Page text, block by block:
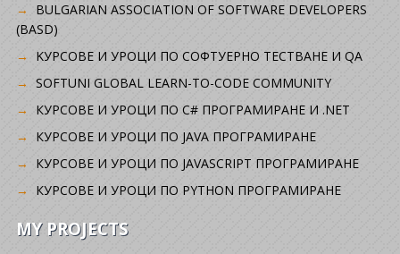
BULGARIAN ASSOCIATION OF SOFTWARE DEVELOPERS
(BASD)
KУРСОВЕ И УРОЦИ ПО СОФТУЕРНО ТЕСТВАНЕ И QA
SOFTUNI GLOBAL LEARN-TO-CODE COMMUNITY
КУРСОВЕ И УРОЦИ ПО C# ПРОГРАМИРАНЕ И .NET
КУРСОВЕ И УРОЦИ ПО JAVA ПРОГРАМИРАНЕ
КУРСОВЕ И УРОЦИ ПО JAVASCRIPT ПРОГРАМИРАНЕ
КУРСОВЕ И УРОЦИ ПО PYTHON ПРОГРАМИРАНЕ
MY PROJECTS